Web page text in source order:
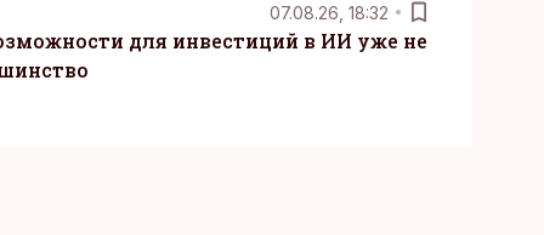
07.08.26, 18:32
для инвестиций в ИИ уже не